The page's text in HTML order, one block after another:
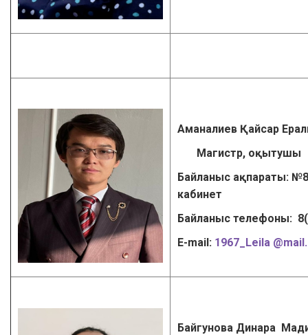
Аманалиев Қайсар
Магистр, оқытушы
Байланыс ақпараты:
кабинет
Байланыс телефоны:
Е-mail: 1967_Leila
Байгунова Динара